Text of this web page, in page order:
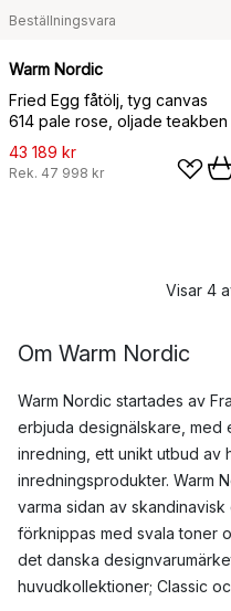
Beställningsvara
Warm Nordic
Fried Egg fåtölj, tyg canvas
614 pale rose, oljade teakben
43 189 kr
Rek. 47 998 kr
Visar 4
Om Warm Nordic
Warm Nordic startades av
erbjuda designälskare, med
inredning, ett unikt utbud av
inredningsprodukter. Warm
varma sidan av
förknippas med svala toner
det danska
huvudkollektioner; Classic